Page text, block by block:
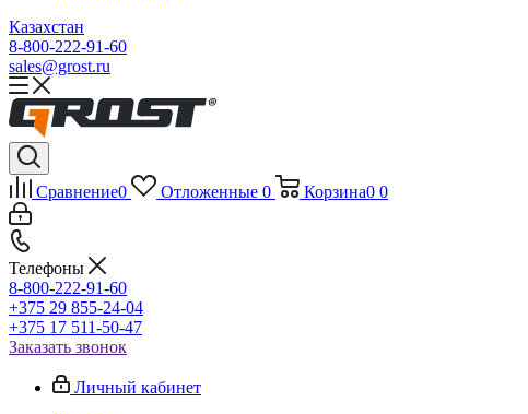
Казахстан
8-800-222-91-60
sales@grost.ru
Сравнение0 Отложенные 0 Корзина0 0
Телефоны
8-800-222-91-60
+375 29 855-24-04
+375 17 511-50-47
Заказать звонок
Личный кабинет